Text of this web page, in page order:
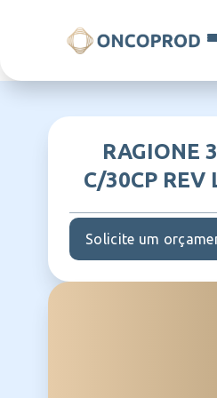
RAGIONE
C/30CP REV
Solicite um